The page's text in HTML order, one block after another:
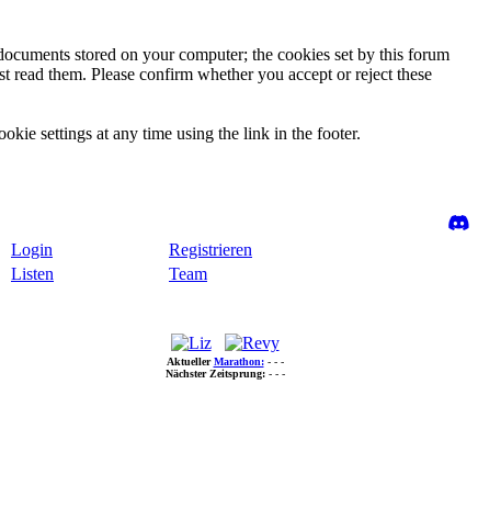
stored on your computer; the cookies set by this forum
them. Please confirm whether you accept or reject these
settings at any time using the link in the footer.
Login
Registrieren
Listen Team
AktuellerMarathon:- - -
Nächster Zeitsprung:- - -